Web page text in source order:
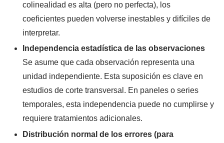
colinealidad es alta (pero no perfecta), los
coeficientes pueden volverse inestables y difíciles de
interpretar.
Independencia estadística de las observaciones
Se asume que cada observación representa una
unidad independiente. Esta suposición es clave en
estudios de corte transversal. En paneles o series
temporales, esta independencia puede no cumplirse y
requiere tratamientos adicionales.
Distribución normal de los errores (para